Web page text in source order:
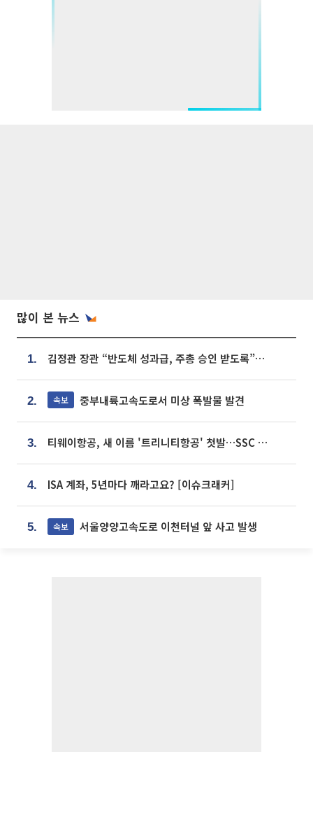
많이 본 뉴스
1. 김정관 장관 “반도체 성과급, 주총 승인 받도록”…상법·자본시장법 개정 시사
2. 속보 중부내륙고속도로서 미상 폭발물 발견
3. 티웨이항공, 새 이름 '트리니티항공' 첫발…SSC 전략 본격화
4. ISA 계좌, 5년마다 깨라고요? [이슈크래커]
5. 속보 서울양양고속도로 이천터널 앞 사고 발생